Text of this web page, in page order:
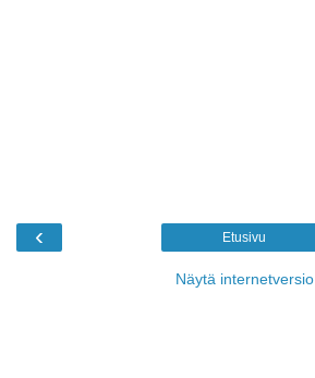
‹ Etusivu
Näytä internetversio